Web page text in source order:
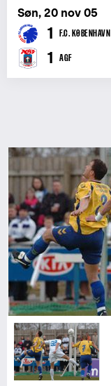
Søn, 20 nov 05
1 F.C. KØBENHAVN
1 AGF